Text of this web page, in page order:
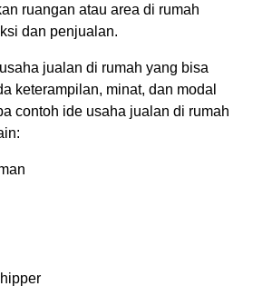
ruangan atau area di rumah
dan penjualan.
jualan di rumah yang bisa
keterampilan, minat, dan modal
contoh ide usaha jualan di rumah